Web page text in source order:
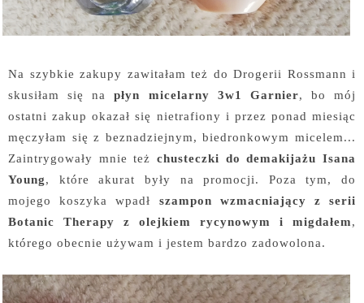
Na szybkie zakupy zawitałam też do Drogerii Rossmann i
skusiłam się napłyn micelarny 3w1 Garnier, bo mój
ostatni zakup okazał się nietrafiony i przez ponad miesiąc
męczyłam się z beznadziejnym, biedronkowym micelem...
Zaintrygowały mnie też chusteczki do demakijażu Isana
Young, które akurat były na promocji. Poza tym, do
mojego koszyka wpadł szampon wzmacniający z serii
Botanic Therapy z olejkiem rycynowym i migdałem,
którego obecnie używam i jestem bardzo zadowolona.